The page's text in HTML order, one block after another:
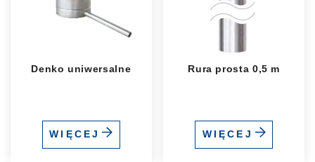
Denko uniwersalne
WIĘCEJ
Rura prosta 0,5 m
WIĘCEJ